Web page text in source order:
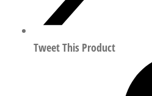
ISO
15552
Tweet This Product